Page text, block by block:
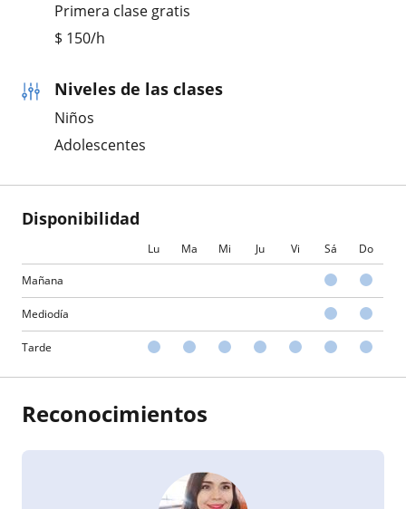
Primera clase gratis
$ 150/h
Niveles de las clases
Niños
Adolescentes
Disponibilidad
Lu Ma Mi Ju Vi Sá Do
Mañana
Mediodía
Tarde
Reconocimientos